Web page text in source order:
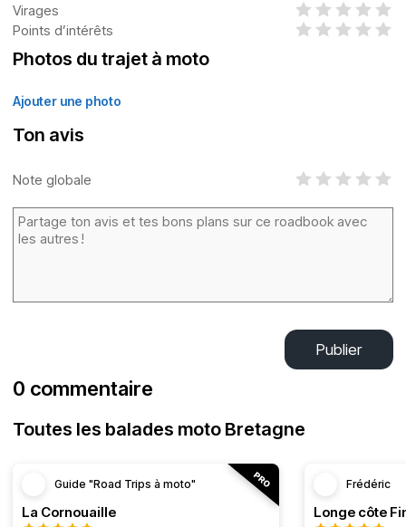
Virages
Points d’intérêts
Photos du trajet à moto
Ajouter une photo
Ton avis
Note globale
Publier
0 commentaire
Toutes les balades moto Bretagne
Guide "Road Trips à moto"
La Cornouaille
Frédéric